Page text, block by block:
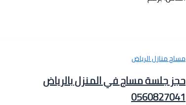
مساج منازل الرياض
حجز جلسة مساج في المنزل بالرياض
0560827041